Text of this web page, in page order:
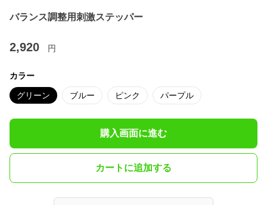
バランス調整用刺激ステッパー
2,920 円
カラー
グリーン ブルー ピンク パープル
購入画面に進む
カートに追加する